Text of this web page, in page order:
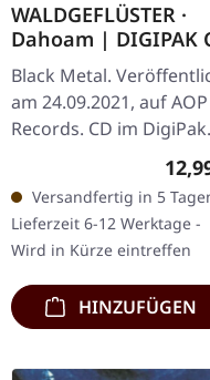
WALDGEFLÜSTER ·
Dahoam | DIGIPAK
Black Metal.
am 24.09.2021, auf AOP
Records. CD im DigiPak
mit 20-seitigem
Waldgeflüster zeigt
Versandfertig in 5
Lieferzeit 6-12 Werktage -
Wird in Kürze eintreffen
HINZUFÜGEN